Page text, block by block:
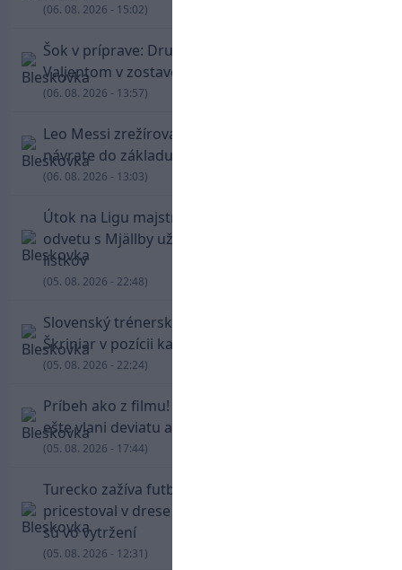
(06. 08. 2026 - 15:02)
Šok v príprave: Druholigová Mallorca s
Valjentom v zostave zdolala PSG
(06. 08. 2026 - 13:57)
Leo Messi zrežíroval obrat Interu Miami, pri
návrate do základu strelil dva góly
(06. 08. 2026 - 13:03)
Útok na Ligu majstrov láka! Slovan hlási na
odvetu s Mjällby už viac ako 13-tisíc predaných
lístkov
(05. 08. 2026 - 22:48)
Slovenský trénerský súboj pre Borbélyho,
Škriniar v pozícii kapitána potiahol Fenerbahce
(05. 08. 2026 - 22:24)
Príbeh ako z filmu! Hrdina Slovana Kianga hral
ešte vlani deviatu anglickú ligu
(05. 08. 2026 - 17:44)
Turecko zažíva futbalové šialenstvo! Salah
pricestoval v drese Trabzonsporu, fanúšikovia
sú vo vytržení
(05. 08. 2026 - 12:31)